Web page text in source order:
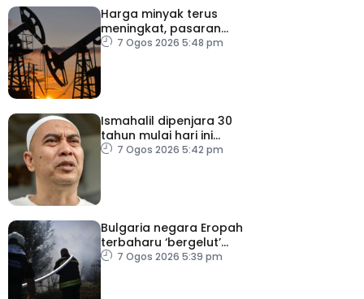
Harga minyak terus
meningkat, pasaran
saham merosot ekoran
7 Ogos 2026 5:48 pm
Ismahalil dipenjara 30
tahun mulai hari ini
kerana edar dadah
7 Ogos 2026 5:42 pm
Bulgaria negara Eropah
terbaharu ‘bergelut’
kebakaran hutan
7 Ogos 2026 5:39 pm